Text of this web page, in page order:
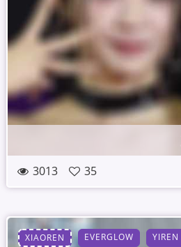
3013 35
XIAOREN EVERGLOW YIREN